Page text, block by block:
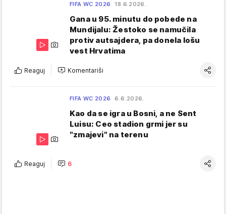
FIFA WC 2026 18.6.2026.
Gana u 95. minutu do pobede na
Mundijalu: Žestoko se namučila
protiv autsajdera, pa donela lošu
vest Hrvatima
Reaguj Komentariši
FIFA WC 2026 6.6.2026.
Kao da se igra u Bosni, a ne Sent
Luisu: Ceo stadion grmi jer su
"zmajevi" na terenu
Reaguj 6